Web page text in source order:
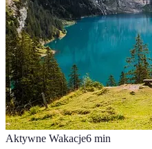
Aktywne Wakacje6 min